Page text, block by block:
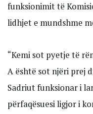
funksionimit të
lidhjet e mundshme
“Kemi sot pyetje të
A është sot njëri prej
Sadriut funksionar i
përfaqësuesi ligjor i